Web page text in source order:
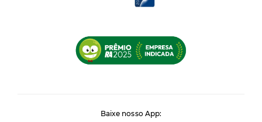
Baixe nosso App: